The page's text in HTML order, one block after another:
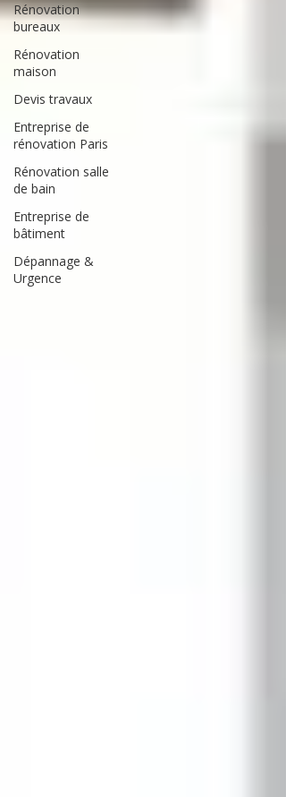
Rénovation
bureaux
Rénovation
maison
Devis travaux
Entreprise de
rénovation Paris
Rénovation salle
de bain
Entreprise de
bâtiment
Dépannage &
Urgence